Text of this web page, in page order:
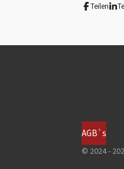
Teilen
AGB`s
© 2024 -